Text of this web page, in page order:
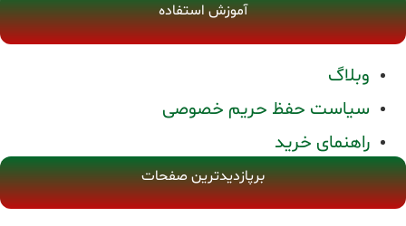
آموزش استفاده
وبلاگ
سیاست حفظ حریم خصوصی
راهنمای خرید
برپازدیدترین صفحات